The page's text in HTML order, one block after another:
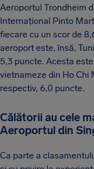
Aeroportul Trondheim
Internațional Pinto
fiecare cu un scor de
aeroport este, însă,
5,3 puncte. Acesta
vietnameze din Ho Chi
respectiv, 6,0 puncte.
Călătorii au cele
Aeroportul din
Ca parte a